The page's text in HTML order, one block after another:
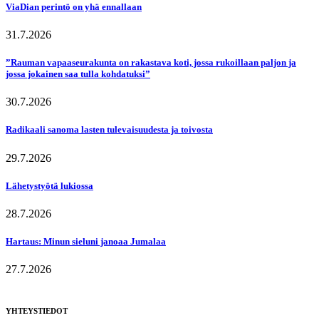
ViaDian perintö on yhä ennallaan
31.7.2026
”Rauman vapaaseurakunta on rakastava koti, jossa rukoillaan paljon ja
jossa jokainen saa tulla kohdatuksi”
30.7.2026
Radikaali sanoma lasten tulevaisuudesta ja toivosta
29.7.2026
Lähetystyötä lukiossa
28.7.2026
Hartaus: Minun sieluni janoaa Jumalaa
27.7.2026
YHTEYSTIEDOT